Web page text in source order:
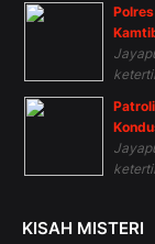
KISAH MISTERI